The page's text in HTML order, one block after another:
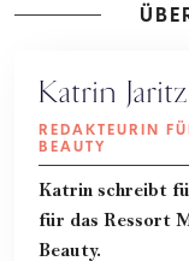
Katrin Jaritz
REDAKTEURIN
BEAUTY
Katrin schreibt
für das Ressort
Beauty.